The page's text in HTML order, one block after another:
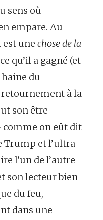
sens où
empare. Au
une chose de la
qu’il a gagné (et
haine du
à la
son être
comme on eût dit
Trump et l’ultra-
l’un de l’autre
son lecteur bien
du feu,
dans une